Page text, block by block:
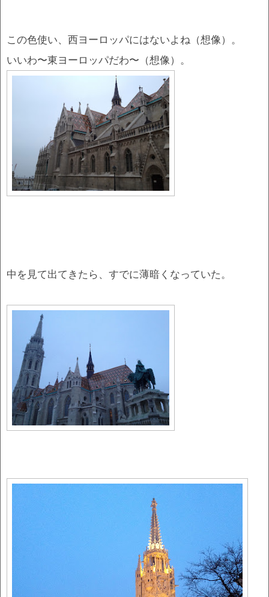
この色使い、西ヨーロッパにはないよね（想像）。
いいわ〜東ヨーロッパだわ〜（想像）。
中を見て出てきたら、すでに薄暗くなっていた。